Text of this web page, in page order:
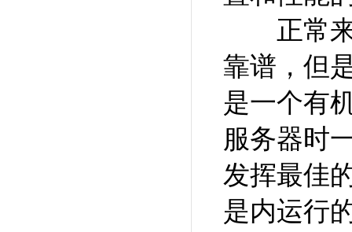
正常来
靠谱，但
是一个有
服务器时
发挥最佳
是内运行